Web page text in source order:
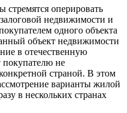
стремятся оперировать
недвижимости и
одного объекта
объект недвижимости
в отечественную
покупателю не
страной. В этом
варианты жилой
в нескольких странах